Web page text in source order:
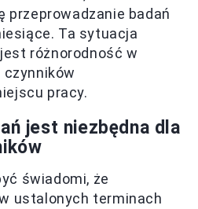
przeprowadzanie badań
Ta sytuacja
różnorodność w
czynników
pracy.
jest niezbędna dla
świadomi, że
ustalonych terminach